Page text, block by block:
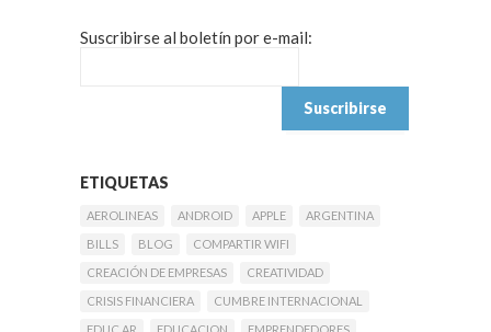
Suscribirse al boletín por e-mail:
ETIQUETAS
AEROLINEAS ANDROID APPLE
ARGENTINA
BILLS
BLOG
COMPARTIR WIFI
CREACIÓN DE EMPRESAS
CREATIVIDAD
CRISIS FINANCIERA
CUMBRE INTERNACIONAL